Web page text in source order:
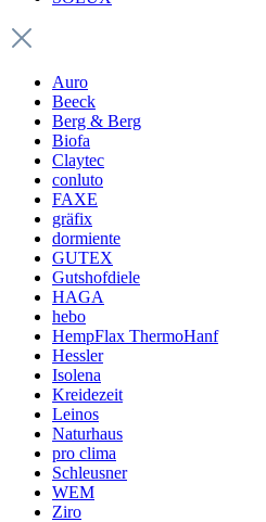
Auro
Beeck
Berg & Berg
Biofa
Claytec
conluto
FAXE
gräfix
dormiente
GUTEX
Gutshofdiele
HAGA
hebo
HempFlax ThermoHanf
Hessler
Isolena
Kreidezeit
Leinos
Naturhaus
pro clima
Schleusner
WEM
Ziro